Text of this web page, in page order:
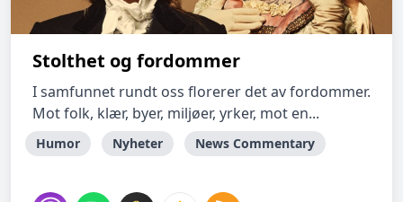
Stolthet og fordommer
I samfunnet rundt oss florerer det av fordommer.
Mot folk, klær, byer, miljøer, yrker, mot en...
Humor Nyheter News Commentary